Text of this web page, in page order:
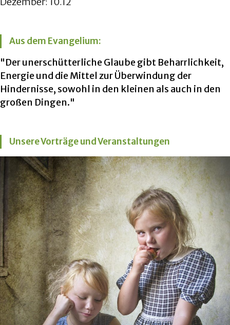
Aus dem Evangelium:
"Der unerschütterliche Glaube gibt Beharrlichkeit,
Energie und die Mittel zur Überwindung der
Hindernisse, sowohl in den kleinen als auch in den
großen Dingen."
Unsere Vorträge und Veranstaltungen